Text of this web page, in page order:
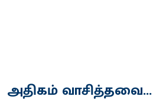
அதிகம் வாசித்தவை...